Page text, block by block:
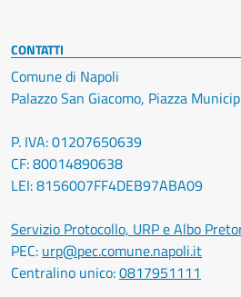
CONTATTI
Comune di Napoli
Palazzo San Giacomo, Piazza
P. IVA: 01207650639
CF: 80014890638
LEI: 8156007FF4DEB97ABA09
Servizio Protocollo, URP e Albo
PEC: urp@pec.comune.napoli.it
Centralino unico:0817951111